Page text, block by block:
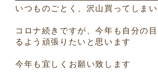
いつものごとく、沢山買ってしま
コロナ続きですが、今年も自分の
るよう頑張りたいと思います
今年も宜しくお願い致します